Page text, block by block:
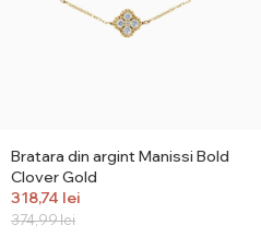
Bratara din argint Manissi Bold
Clover Gold
374,99lei
318,74 lei